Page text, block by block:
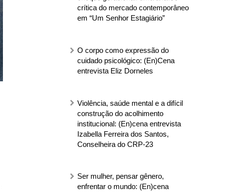
crítica do mercado contemporâneo
em “Um Senhor Estagiário”
O corpo como expressão do
cuidado psicológico: (En)Cena
entrevista Eliz Dorneles
Violência, saúde mental e a difícil
construção do acolhimento
institucional: (En)cena entrevista
Izabella Ferreira dos Santos,
Conselheira do CRP-23
Ser mulher, pensar gênero,
enfrentar o mundo: (En)cena